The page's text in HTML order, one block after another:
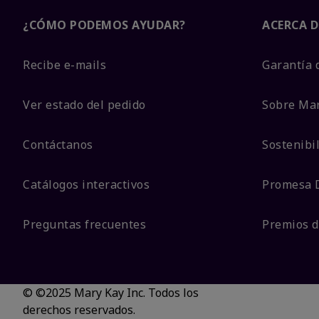
¿CÓMO PODEMOS AYUDAR?
Recibe e-mails
Ver estado del pedido
Contáctanos
Catálogos interactivos
Preguntas frecuentes
ACERCA
Garantía
Sobre
Promesa
Premios
© ©2025 Mary Kay Inc. Todos los
derechos reservados.